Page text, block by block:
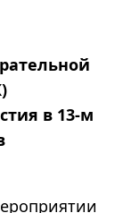
в 13-м